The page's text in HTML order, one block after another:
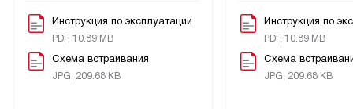
Инструкция по эксплуатации
PDF, 10.89 MB
Схема встраивания
JPG, 209.68 KB
Инструкция по
PDF, 10.89 MB
Схема
JPG, 209.68 KB